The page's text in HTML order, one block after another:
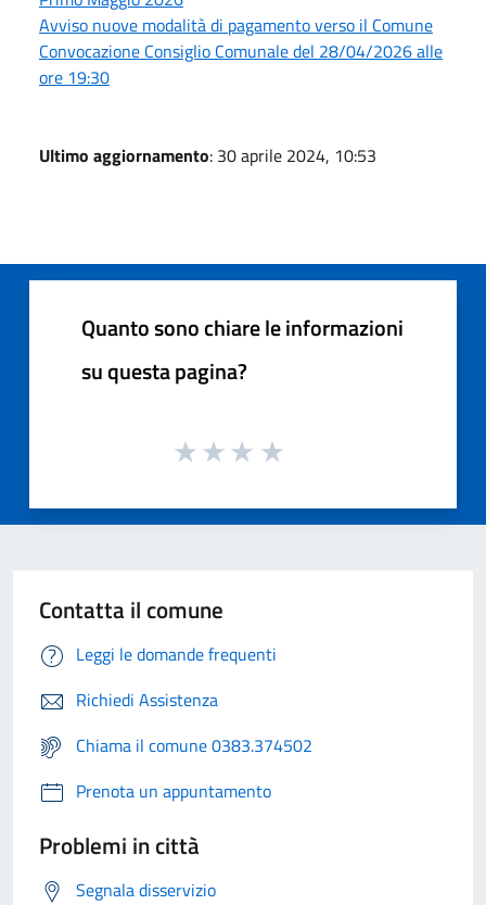
Avviso nuove modalità di pagamento verso il Comune
Convocazione Consiglio Comunale del 28/04/2026 alle
ore 19:30
Ultimo aggiornamento: 30 aprile 2024, 10:53
Quanto sono chiare le informazioni
su questa pagina?
Contatta il comune
Leggi le domande frequenti
Richiedi Assistenza
Chiama il comune 0383.374502
Prenota un appuntamento
Problemi in città
Segnala disservizio